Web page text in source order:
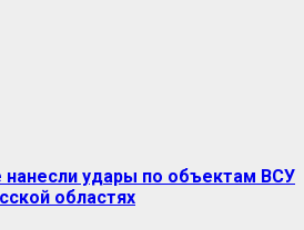
нанесли удары по объектам ВСУ
областях